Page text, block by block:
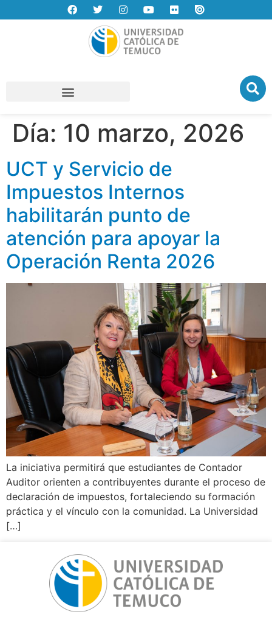
Día: 10 marzo, 2026
UCT y Servicio de
Impuestos Internos
habilitarán punto de
atención para apoyar la
Operación Renta 2026
La iniciativa permitirá que estudiantes de Contador
Auditor orienten a contribuyentes durante el proceso de
declaración de impuestos, fortaleciendo su formación
práctica y el vínculo con la comunidad. La Universidad
[…]